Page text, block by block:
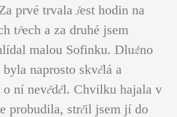
prvé trvala šest hodin na
třech a za druhé jsem
malou Sofinku. Dlužno
naprosto skvělá a
ní nevěděl. Chvilku hajala v
probudila, strčil jsem jí do